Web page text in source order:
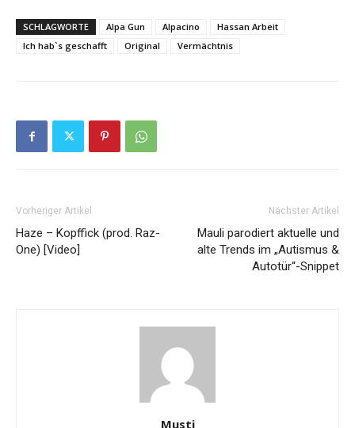
SCHLAGWORTE Alpa Gun Alpacino
Hassan Arbeit
Ich hab`s geschafft
Original Vermächtnis
Vorheriger Artikel
Haze – Kopffick (prod. Raz-
One) [Video]
Nächster Artikel
Mauli parodiert aktuelle und
alte Trends im „Autismus &
Autotür“-Snippet
Musti